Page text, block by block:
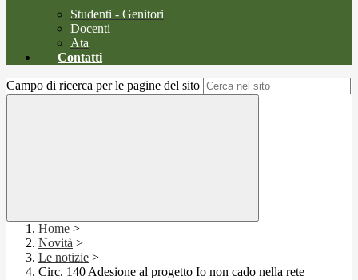
Studenti - Genitori
Docenti
Ata
Contatti
Campo di ricerca per le pagine del sito
Home >
Novità >
Le notizie >
Circ. 140 Adesione al progetto Io non cado nella rete